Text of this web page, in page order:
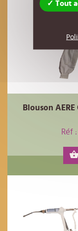
Blouson
Réf
Tout